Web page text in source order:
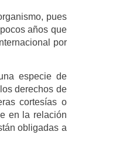
pues
años que
por
especie de
derechos de
cortesías o
en la relación
obligadas a